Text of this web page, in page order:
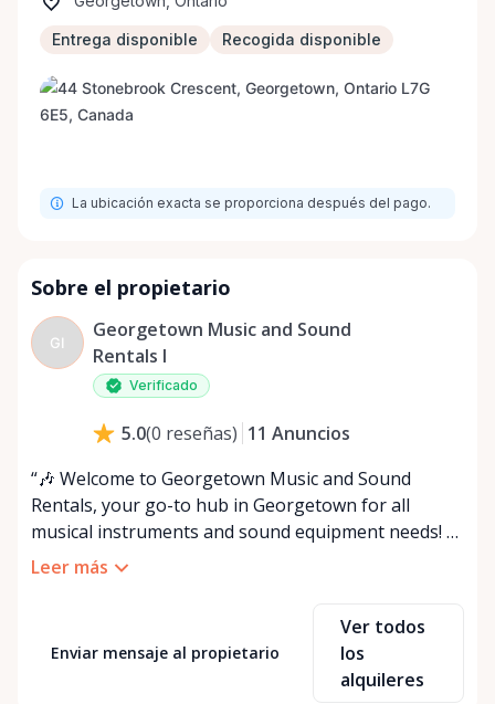
Entrega disponible Recogida disponible
La ubicación exacta se proporciona después del pago.
Sobre el propietario
GI
Georgetown Music and Sound
Rentals I
Verificado
5.0(0 reseñas) 11 Anuncios
“🎶 Welcome to Georgetown Music and Sound
Rentals, your go-to hub in Georgetown for all
musical instruments and sound equipment needs! 🎤
Servicing Georgetown and the surrounding areas,
convenient delivery and setup service for an extra
fee, based on distance. 🚚 We’re excited to meet you
and assist with any queries! Can’t find what you’re
Leer más
Enviar mensaje al propietario
Ver todos
los
alquileres